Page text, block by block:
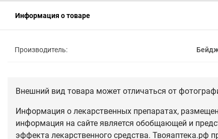
Информация о товаре
Производитель:
Внешний вид товара может отличаться от
Информация о лекарственных препаратах,
информация на сайте является обобщающей и
эффекта лекарственного средства. Твояаптека.рф